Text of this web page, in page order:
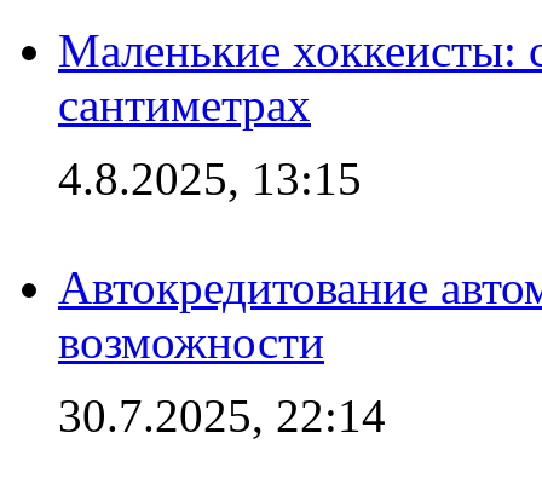
Маленькие хоккеисты:
сантиметрах
4.8.2025, 13:15
Автокредитование
возможности
30.7.2025, 22:14